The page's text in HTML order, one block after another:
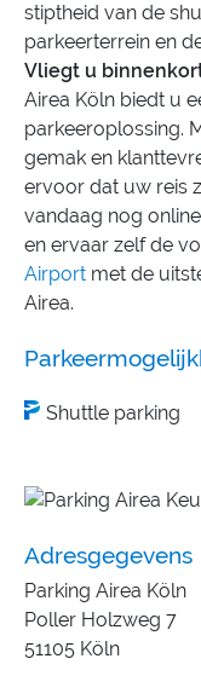
stiptheid van de
parkeerterrein en
Vliegt u
Airea Köln biedt u
parkeeroplossing.
gemak en
ervoor dat uw reis
vandaag nog
en ervaar zelf de
Airport met de
Airea.
Shuttle parking
Adresgegevens
Parking Airea Köln
Poller Holzweg 7
51105 Köln